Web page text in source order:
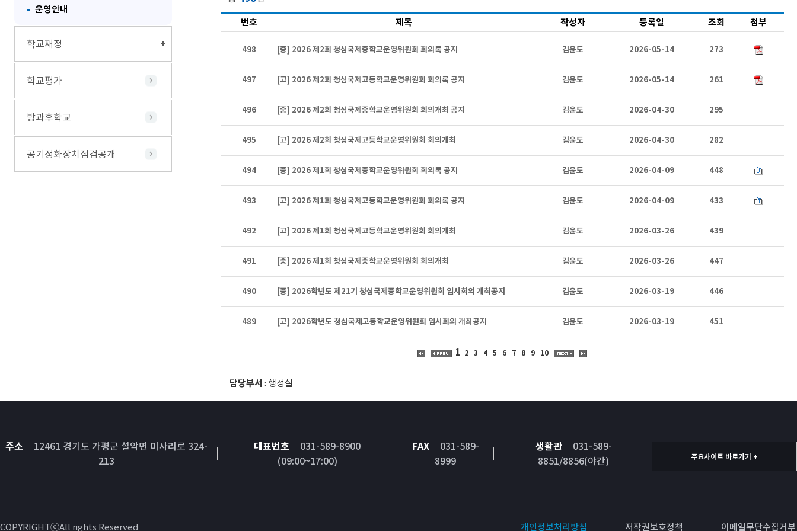
운영안내
학교재정
학교평가
방과후학교
공기정화장치점검공개
번호 제목 작성자 등록일 조회 첨부
498 [중] 2026 제2회 청심국제중학교운영위원회 회의록 공지 김윤도 2026-05-14 273
497 [고] 2026 제2회 청심국제고등학교운영위원회 회의록 공지 김윤도 2026-05-14 261
496 [중] 2026 제2회 청심국제중학교운영위원회 회의개최 공지 김윤도 2026-04-30 295
495 [고] 2026 제2회 청심국제고등학교운영위원회 회의개최 김윤도 2026-04-30 282
494 [중] 2026 제1회 청심국제중학교운영위원회 회의록 공지 김윤도 2026-04-09 448
493 [고] 2026 제1회 청심국제고등학교운영위원회 회의록 공지 김윤도 2026-04-09 433
492 [고] 2026 제1회 청심국제고등학교운영위원회 회의개최 김윤도 2026-03-26 439
491 [중] 2026 제1회 청심국제중학교운영위원회 회의개최 김윤도 2026-03-26 447
490 [중] 2026학년도 제21기 청심국제중학교운영위원회 임시회의 개최공지 김윤도 2026-03-19 446
489 [고] 2026학년도 청심국제고등학교운영위원회 임시회의 개최공지 김윤도 2026-03-19 451
1 2 3 4 5 6 7 8 9 10
담당부서 : 행정실
주소
12461 경기도 가평군 설악면 미사리로 324-
213
대표번호
031-589-8900
(09:00~17:00)
FAX
031-589-
8999
생활관
031-589-
8851/8856(야간)
주요사이트 바로가기 +
COPYRIGHTⓒAll rights Reserved 개인정보처리방침 저작권보호정책 이메일무단수집거부